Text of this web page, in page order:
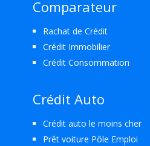
Comparateur
Rachat de Crédit
Crédit Immobilier
Crédit Consommation
Crédit Auto
Crédit auto le moins cher
Prêt voiture Pôle Emploi